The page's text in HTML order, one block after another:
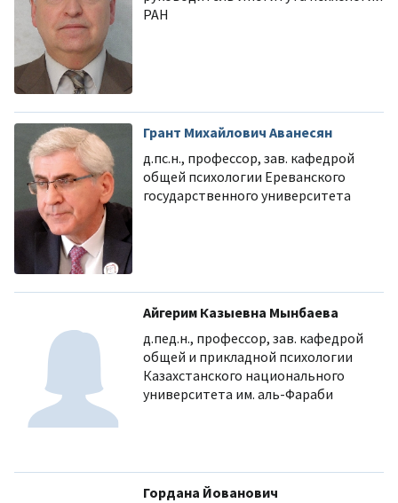
РАН
Грант Михайлович Аванесян
д.пс.н., профессор, зав. кафедрой
общей психологии Ереванского
государственного университета
Айгерим Казыевна Мынбаева
д.пед.н., профессор, зав. кафедрой
общей и прикладной психологии
Казахстанского национального
университета им. аль-Фараби
Гордана Йованович